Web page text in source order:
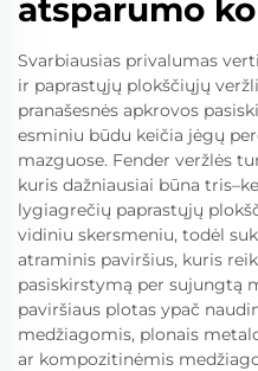
atsparumo
Svarbiausias privalumas
ir paprastųjų plokščiųjų
pranašesnės apkrovos
esminiu būdu keičia jėgų
mazguose. Fender veržlės
kuris dažniausiai būna
lygiagrečių paprastųjų
vidiniu skersmeniu, todėl
atraminis paviršius, kuris
pasiskirstymą per sujungtą
paviršiaus plotas ypač
medžiagomis, plonais
ar kompozitinėmis